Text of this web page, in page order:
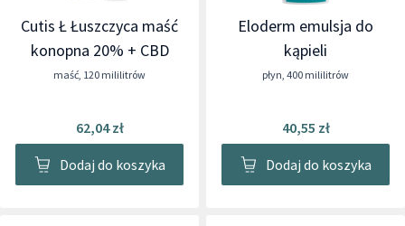
Cutis Ł Łuszczyca maść
konopna 20% + CBD
maść, 120 mililitrów
62,04 zł
Dodaj do koszyka
Eloderm emulsja do
kąpieli
płyn, 400 mililitrów
40,55 zł
Dodaj do koszyka